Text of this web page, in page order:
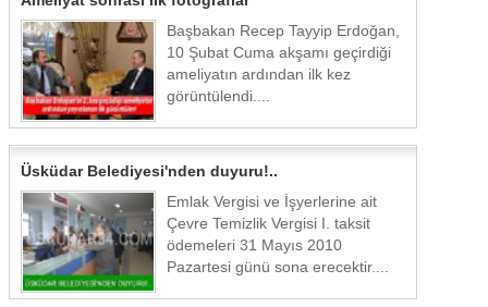
Başbakan Recep Tayyip Erdoğan,
10 Şubat Cuma akşamı geçirdiği
ameliyatın ardından ilk kez
görüntülendi....
Üsküdar Belediyesi'nden duyuru!..
Emlak Vergisi ve İşyerlerine ait
Çevre Temizlik Vergisi I. taksit
ödemeleri 31 Mayıs 2010
Pazartesi günü sona erecektir....